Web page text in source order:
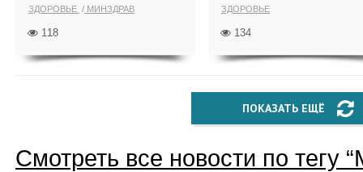
ЗДОРОВЬЕ МИНЗДРАВ
118
ЗДОРОВЬЕ
134
ПОКАЗАТЬ ЕЩЁ
Смотреть все новости по тегу “